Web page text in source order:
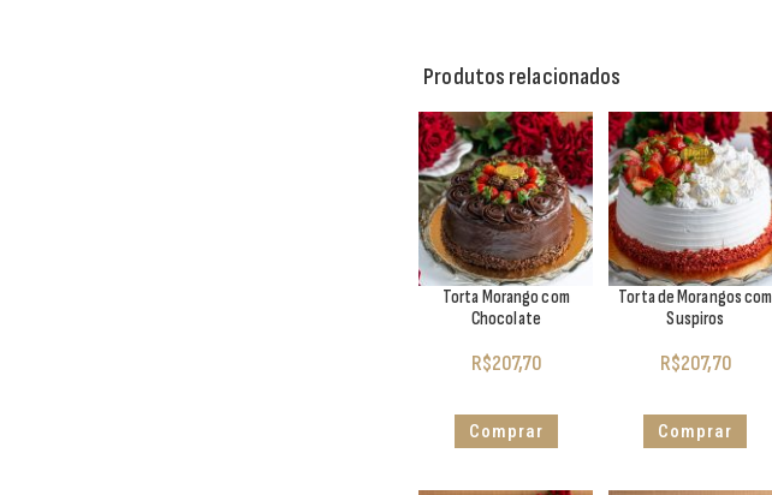
Produtos relacionados
Torta Morango com
Chocolate
R$207,70
Comprar
Torta de Morangos com
Suspiros
R$207,70
Comprar